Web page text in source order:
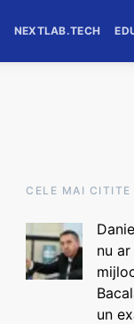
NEXTLAB.TECH
CELE MAI CITITE
nu
un